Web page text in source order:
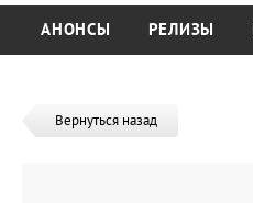
АНОНСЫ РЕЛИЗЫ
Вернуться назад